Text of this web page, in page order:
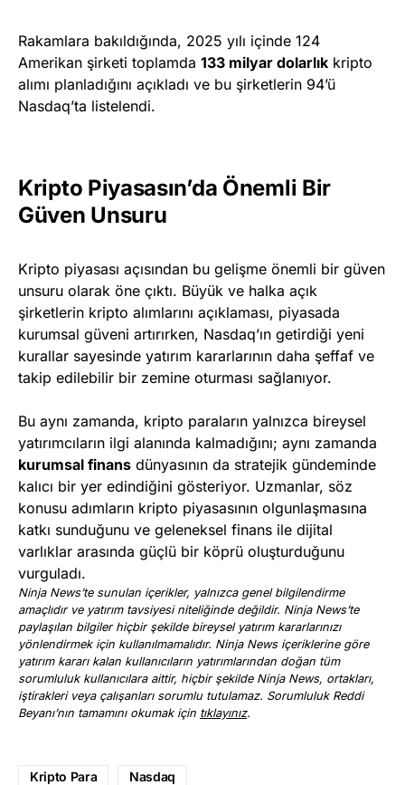
Rakamlara bakıldığında, 2025 yılı içinde 124
Amerikan şirketi toplamda 133 milyar dolarlık kripto
alımı planladığını açıkladı ve bu şirketlerin 94’ü
Nasdaq’ta listelendi.
Kripto Piyasasın’da Önemli Bir
Güven Unsuru
Kripto piyasası açısından bu gelişme önemli bir güven
unsuru olarak öne çıktı. Büyük ve halka açık
şirketlerin kripto alımlarını açıklaması, piyasada
kurumsal güveni artırırken, Nasdaq’ın getirdiği yeni
kurallar sayesinde yatırım kararlarının daha şeffaf ve
takip edilebilir bir zemine oturması sağlanıyor.
Bu aynı zamanda, kripto paraların yalnızca bireysel
yatırımcıların ilgi alanında kalmadığını; aynı zamanda
kurumsal finans dünyasının da stratejik gündeminde
kalıcı bir yer edindiğini gösteriyor. Uzmanlar, söz
konusu adımların kripto piyasasının olgunlaşmasına
katkı sunduğunu ve geleneksel finans ile dijital
varlıklar arasında güçlü bir köprü oluşturduğunu
vurguladı.
Ninja News’te sunulan içerikler, yalnızca genel bilgilendirme
amaçlıdır ve yatırım tavsiyesi niteliğinde değildir. Ninja News’te
paylaşılan bilgiler hiçbir şekilde bireysel yatırım kararlarınızı
yönlendirmek için kullanılmamalıdır. Ninja News içeriklerine göre
yatırım kararı kalan kullanıcıların yatırımlarından doğan tüm
sorumluluk kullanıcılara aittir, hiçbir şekilde Ninja News, ortakları,
iştirakleri veya çalışanları sorumlu tutulamaz. Sorumluluk Reddi
Beyanı’nın tamamını okumak için tıklayınız.
Kripto Para Nasdaq